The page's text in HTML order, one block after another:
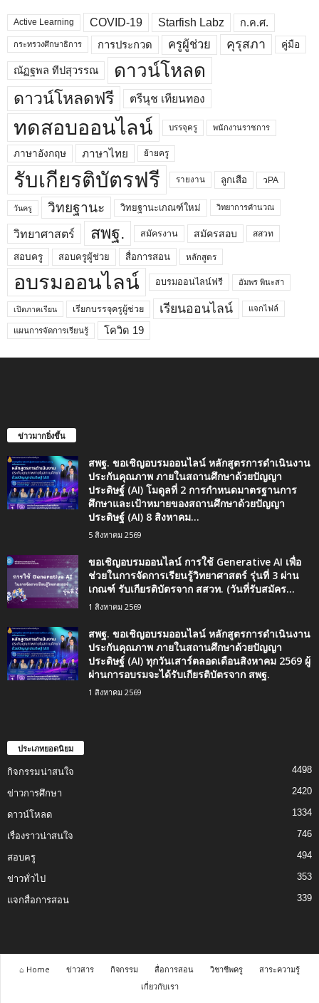
Active Learning COVID-19 Starfish Labz ก.ค.ศ.
กระทรวงศึกษาธิการ การประกวด ครูผู้ช่วย คุรุสภา คู่มือ
ณัฏฐพล ทีปสุวรรณ ดาวน์โหลด
ดาวน์โหลดฟรี ตรีนุช เทียนทอง
ทดสอบออนไลน์ บรรจุครู พนักงานราชการ
ภาษาอังกฤษ ภาษาไทย ย้ายครู
รับเกียรติบัตรฟรี รายงาน ลูกเสือ วPA
วันครู วิทยฐานะ วิทยฐานะเกณฑ์ใหม่ วิทยาการคำนวณ
วิทยาศาสตร์ สพฐ. สมัครงาน สมัครสอบ สสวท
สอบครู สอบครูผู้ช่วย สื่อการสอน หลักสูตร
อบรมออนไลน์ อบรมออนไลน์ฟรี อัมพร พินะสา
เปิดภาคเรียน เรียกบรรจุครูผู้ช่วย เรียนออนไลน์ แจกไฟล์
แผนการจัดการเรียนรู้ โควิด 19
ข่าวมากยิ่งขึ้น
สพฐ. ขอเชิญอบรมออนไลน์ หลักสูตรการดำเนินงาน
ประกันคุณภาพ ภายในสถานศึกษาด้วยปัญญา
ประดิษฐ์ (AI) โมดูลที่ 2 การกำหนดมาตรฐานการ
ศึกษาและเป้าหมายของสถานศึกษาด้วยปัญญา
ประดิษฐ์ (AI) 8 สิงหาคม...
5 สิงหาคม 2569
ขอเชิญอบรมออนไลน์ การใช้ Generative AI เพื่อ
ช่วยในการจัดการเรียนรู้วิทยาศาสตร์ รุ่นที่ 3 ผ่าน
เกณฑ์ รับเกียรติบัตรจาก สสวท. (วันที่รับสมัคร...
1 สิงหาคม 2569
สพฐ. ขอเชิญอบรมออนไลน์ หลักสูตรการดำเนินงาน
ประกันคุณภาพ ภายในสถานศึกษาด้วยปัญญา
ประดิษฐ์ (AI) ทุกวันเสาร์ตลอดเดือนสิงหาคม 2569 ผู้
ผ่านการอบรมจะได้รับเกียรติบัตรจาก สพฐ.
1 สิงหาคม 2569
ประเภทยอดนิยม
กิจกรรมน่าสนใจ 4498
ข่าวการศึกษา 2420
ดาวน์โหลด 1334
เรื่องราวน่าสนใจ 746
สอบครู 494
ข่าวทั่วไป 353
แจกสื่อการสอน 339
⌂ Home ข่าวสาร กิจกรรม สื่อการสอน วิชาชีพครู
สาระความรู้
เกี่ยวกับเรา